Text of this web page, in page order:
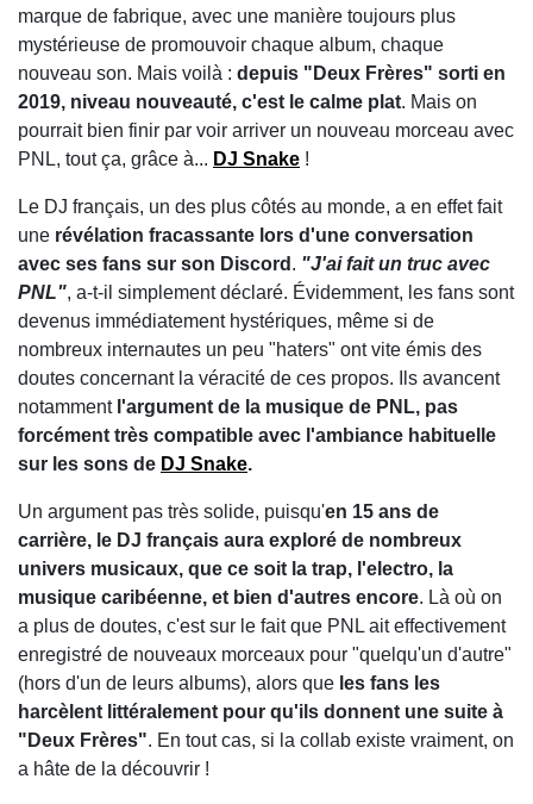
marque de fabrique, avec une manière toujours plus
mystérieuse de promouvoir chaque album, chaque
nouveau son. Mais voilà : depuis "Deux Frères" sorti en
2019, niveau nouveauté, c'est le calme plat. Mais on
pourrait bien finir par voir arriver un nouveau morceau avec
PNL, tout ça, grâce à... DJ Snake !
Le DJ français, un des plus côtés au monde, a en effet fait
une révélation fracassante lors d'une conversation
avec ses fans sur son Discord . "J'ai fait un truc avec
PNL", a-t-il simplement déclaré. Évidemment, les fans sont
devenus immédiatement hystériques, même si de
nombreux internautes un peu "haters" ont vite émis des
doutes concernant la véracité de ces propos. Ils avancent
notammentl'argument de la musique de PNL, pas
forcément très compatible avec l'ambiance habituelle
sur les sons de DJ Snake.
Un argument pas très solide, puisqu'en 15 ans de
carrière, le DJ français aura exploré de nombreux
univers musicaux, que ce soit la trap, l'electro, la
musique caribéenne, et bien d'autres encore. Là où on
a plus de doutes, c'est sur le fait que PNL ait effectivement
enregistré de nouveaux morceaux pour "quelqu'un d'autre"
(hors d'un de leurs albums), alors que les fans les
harcèlent littéralement pour qu'ils donnent une suite à
"Deux Frères". En tout cas, si la collab existe vraiment, on
a hâte de la découvrir !